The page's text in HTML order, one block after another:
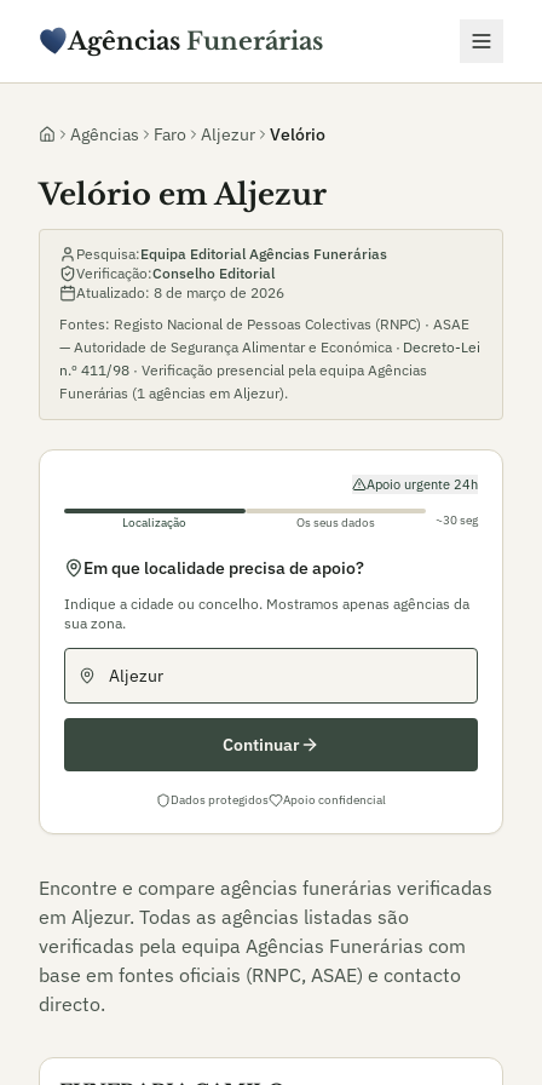
Agências Funerárias
Agências Faro Aljezur Velório
Velório em Aljezur
Pesquisa:Equipa Editorial Agências Funerárias
Verificação:Conselho Editorial
Atualizado: 8 de março de 2026
Fontes: Registo Nacional de Pessoas Colectivas (RNPC) · ASAE
— Autoridade de Segurança Alimentar e Económica · Decreto-Lei
n.º 411/98 · Verificação presencial pela equipa Agências
Funerárias (1 agências em Aljezur).
Apoio urgente 24h
Localização Os seus dados ~30 seg
Em que localidade precisa de apoio?
Indique a cidade ou concelho. Mostramos apenas agências da
sua zona.
Continuar
Dados protegidos Apoio confidencial
Encontre e compare agências funerárias verificadas
em Aljezur. Todas as agências listadas são
verificadas pela equipa Agências Funerárias com
base em fontes oficiais (RNPC, ASAE) e contacto
directo.